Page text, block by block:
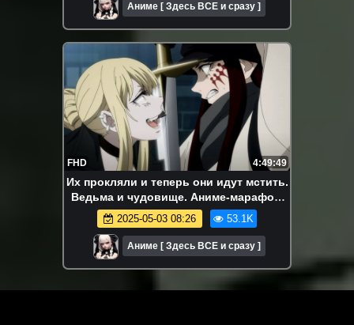
Аниме [ Здесь ВСЕ и сразу ]
FHD 4:49:49
Их прокляли и теперь они идут мстить.
Ведьма и чудовище. Аниме-марафон.
Все серии подряд.
2025-05-03 08:26 53.1K
Аниме [ Здесь ВСЕ и сразу ]